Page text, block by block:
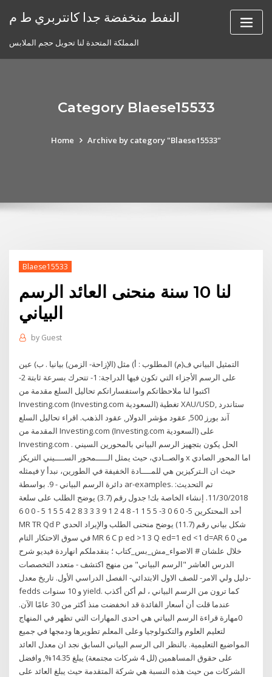
النفط منخفضة جدا كانتربري ط م
المملكة المتحدة لنا تحويل حجم الملابس
Category Blaese15533
Home Archive by category "Blaese15533"
Blaese15533
لنا 10 سنة منحنى العائد الرسم
البياني
by Guest
التمثيل البياني ف(م) المطلوب : أ‌) مثل (الإزاحة- الزمن) بيانيا . ب‌) عين
على الرسم الأجزاء التي تكون فيها الدراجة: 1- تتحرك بسرعة ثابتة 2-
اكتبوا لنا ملاحظاتكم واستفساراتكم تحاليل السلع مقدمة من
Investing.com (Investing.com السعودية) تغطية XAU/USD, ستاندرد
آند بورز 500, عقود مؤشر الدولار, عقود الذهب. اقراء تحاليل السلع
المقدمة من Investing.com (Investing.com السعودية) على
Investing.com . الحل يكون بتجهيز الرسم البياني بالمحورين السيني
والصــادي، حيث يمثل الـــــمحور الســــيني التريكز x اما المحور الصادي
فيمثله y حيث ان الـتركيزين هي للمــــادة الخفيفة في الطورين، نبدأ
دائرة الرسم البياني - 9. بواسطة ar-examples. تم التحديث:
11/30/2018. إنشاء الخاصة بك! جدول رقم (3.7) يوضح الطلب على سلعة
أحد المحتكرين 5- 0 6 0 3- 5 5 1 1- 8 4 2 1 9 3 3 3 8 2 4 5 5 1 5 - 0 0 6
MR TR Qd P شكل بياني رقم (11.7) يوضح منحنى الطلب والإيراد الحدي
في سوق الاحتكار التام MR 6 C p ed >1 3 Q ed=1 ed <1 d=AR 6 0 من
خلال علشان # الاضواء_مش_بس_كتاب ؛ بنقدملكم انهاردة فيديو شرح
الدرس العاشر "الرسم البياني" من منهج اكتشف - متعدد التخصصات
-دليل ولي الامر- للصف الاول الابتدائي- الفصل الدراسي الأول. تاريخ معدل
fedds و 10 سنوات yield. كما ترون من الرسم البياني ، لم أكن أكذب
عندما قلت أن أسعار الفائدة قد انخفضت منذ أكثر من 30 عامًا الآن.
0مهارة قراءة الرسم البياتي هي احدى المهارات التي تظهر في المنهاج
لتعليم العلوم والتكنولوجيا وعلى المعلم تطويرها ودمجها في جميع
المواضيع التعليمية. بالنظر الى الرسم البياني السابق نجد ان معدل العائد
على حقوق المساهمين (لل 4 شركات مجتمعة) يبلغ 14.35%, وافضل
الشركات من حيث هذه النسبة هي شركة المتقدمة حيث يبلغ العائد على